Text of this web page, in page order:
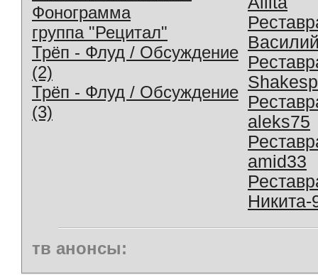
Фонограмма
группа "Рецитал"
Трёп - Флуд / Обсуждение
(2)
Трёп - Флуд / Обсуждение
(3)
aleks75
amid33
Никита-
тв анонсы: